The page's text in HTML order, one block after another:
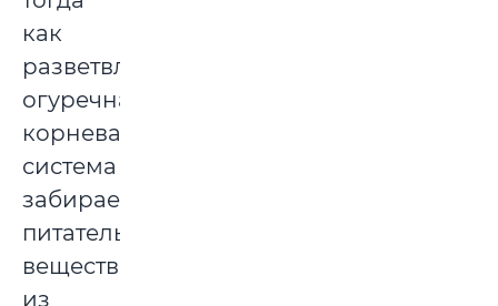
как
разветвленная
огуречная
корневая
система
забирает
питательные
вещества
из